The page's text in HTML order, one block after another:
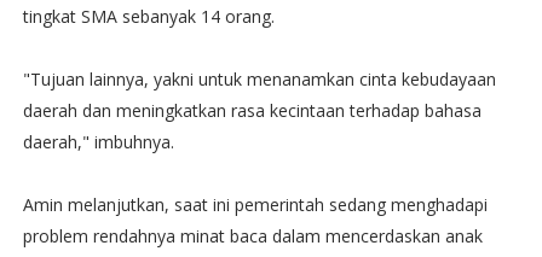
tingkat SMA sebanyak 14 orang.‬
"Tujuan lainnya, yakni untuk menanamkan cinta kebudayaan
daerah dan meningkatkan rasa kecintaan terhadap bahasa
daerah," imbuhnya.‬
Amin melanjutkan, saat ini pemerintah sedang menghadapi
problem rendahnya minat baca dalam mencerdaskan anak